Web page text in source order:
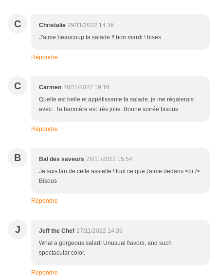
C Christalie 29/11/2022 14:36
J'aime beaucoup ta salade !! bon mardi ! bises
Répondre
C Carmen 28/11/2022 19:16
Quelle est belle et appétissante ta salade, je me régalerais
avec.. Ta bannière est très jolie. Bonne soirée bisous
Répondre
B Bal des saveurs 28/11/2022 15:54
Je suis fan de cette assiette ! tout ce que j'aime dedans.<br />
Bisous
Répondre
J Jeff the Chef 27/11/2022 14:39
What a gorgeous salad! Unusual flavors, and such
spectacular color.
Répondre